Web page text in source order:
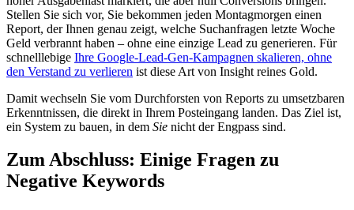
Stellen Sie sich vor, Sie bekommen jeden Montagmorgen einen
Report, der Ihnen genau zeigt, welche Suchanfragen letzte Woche
Geld verbrannt haben – ohne eine einzige Lead zu generieren. Für
schnelllebige Ihre Google-Lead-Gen-Kampagnen skalieren, ohne
den Verstand zu verlieren ist diese Art von Insight reines Gold.
Damit wechseln Sie vom Durchforsten von Reports zu umsetzbaren
Erkenntnissen, die direkt in Ihrem Posteingang landen. Das Ziel ist,
ein System zu bauen, in dem Sie nicht der Engpass sind.
Zum Abschluss: Einige Fragen zu
Negative Keywords